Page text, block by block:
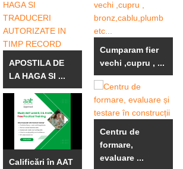
APOSTILA DE
LA HAGA SI ...
Calificări în AAT
Cumparam fier
vechi ,cupru , ...
Centru de
formare,
evaluare ...